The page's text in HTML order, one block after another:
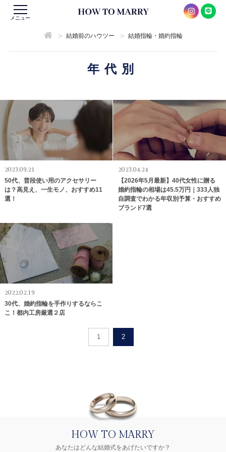
メニュー
> 結婚前のハウツー > 結婚指輪・婚約指輪
年代別
2023.09.21
50代、普段使い用のアクセサリー
は？高見え、一生モノ、おすすめ11
選！
2023.04.24
【2026年5月最新】40代女性に贈る
婚約指輪の相場は45.5万円｜333人独
自調査でわかる年収別予算・おすすめ
ブランド7選
2022.02.19
30代、婚約指輪を手作りするならこ
こ！都内工房厳選２店
1 2
HOW TO MARRY
あなたはどんな結婚式をあげたいですか？